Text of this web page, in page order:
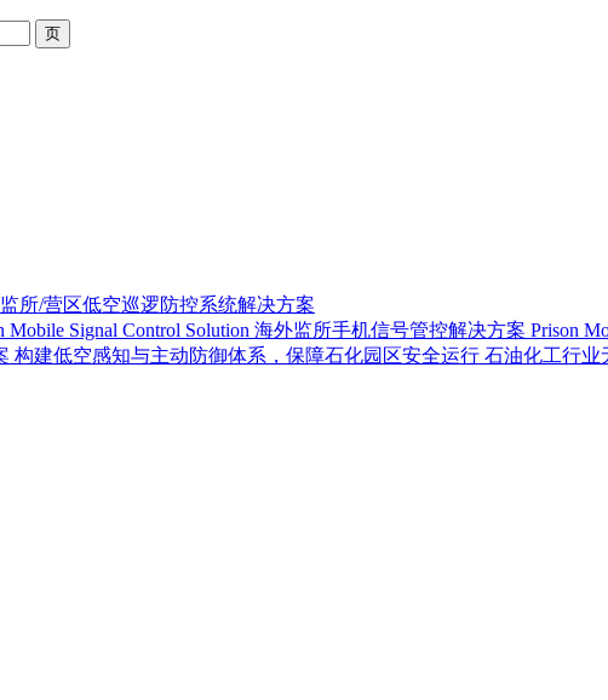
监所/营区低空巡逻防控系统解决方案
海外监所手机信号管控解决方案 Prison
石油化工行业